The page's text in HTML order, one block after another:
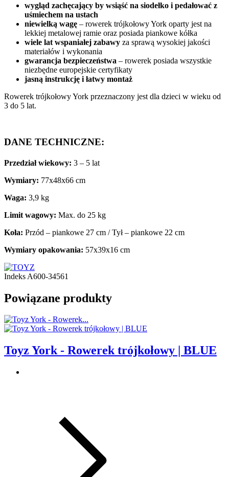
wygląd zachęcający by wsiąść na siodełko i pedałować z
uśmiechem na ustach
niewielką wagę – rowerek trójkołowy York oparty jest na
lekkiej metalowej ramie oraz posiada piankowe kółka
wiele lat wspaniałej zabawy za sprawą wysokiej jakości
materiałów i wykonania
gwarancja bezpieczeństwa – rowerek posiada wszystkie
niezbędne europejskie certyfikaty
jasną instrukcję i łatwy montaż
Rowerek trójkołowy York przeznaczony jest dla dzieci w wieku od
3 do 5 lat.
DANE TECHNICZNE:
Przedział wiekowy: 3 – 5 lat
Wymiary: 77x48x66 cm
Waga: 3,9 kg
Limit wagowy: Max. do 25 kg
Koła: Przód – piankowe 27 cm / Tył – piankowe 22 cm
Wymiary opakowania: 57x39x16 cm
Indeks A600-34561
Powiązane produkty
Toyz York - Rowerek trójkołowy | BLUE